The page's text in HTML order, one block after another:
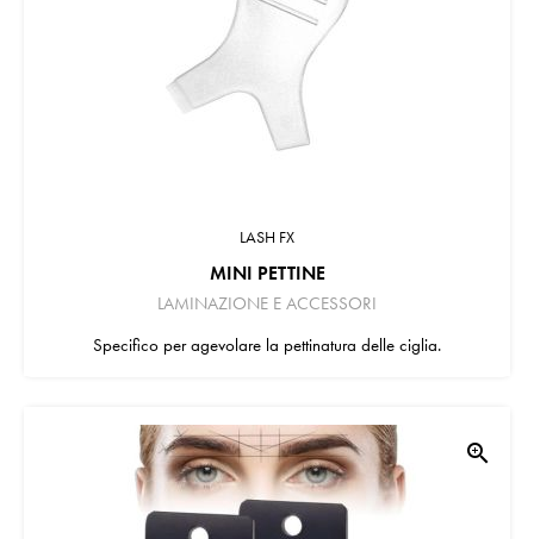
LASH FX
MINI PETTINE
LAMINAZIONE E ACCESSORI
Specifico per agevolare la pettinatura delle ciglia.
zoom_in